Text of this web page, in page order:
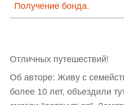
Получение бонда.
Отличных путешествий!
Об авторе: Живу с
более 10 лет, объездили